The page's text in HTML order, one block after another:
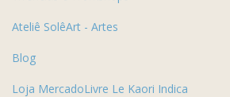
Ateliê SolêArt - Artes
Blog
Loja MercadoLivre Le Kaori Indica